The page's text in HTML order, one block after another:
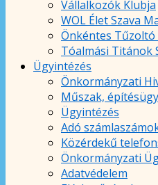
Vállalkozók Klubja
WOL Élet Szava
Önkéntes Tűzoltó
Tóalmási Titánok
Ügyintézés
Önkormányzati
Műszak, építésügy
Ügyintézés
Adó
Közérdekű
Önkormányzati
Adatvédelem